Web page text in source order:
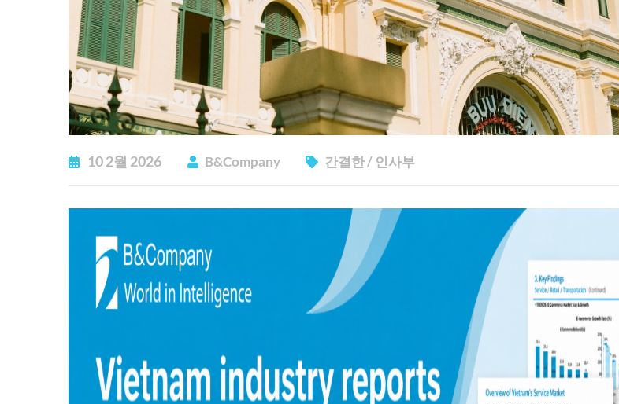
10 2월 2026 B&Company 간결한/ 인사부